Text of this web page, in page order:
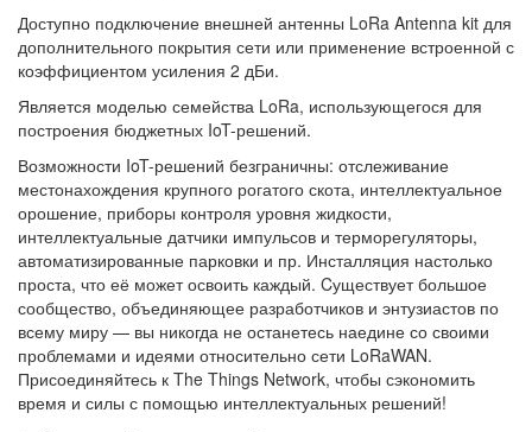
Доступно подключение внешней антенны LoRa Antenna kit для
дополнительного покрытия сети или применение встроенной с
коэффициентом усиления 2 дБи.
Является моделью семейства LoRa, использующегося для
построения бюджетных IoT-решений.
Возможности IoT-решений безграничны: отслеживание
местонахождения крупного рогатого скота, интеллектуальное
орошение, приборы контроля уровня жидкости,
интеллектуальные датчики импульсов и терморегуляторы,
автоматизированные парковки и пр. Инсталляция настолько
проста, что её может освоить каждый. Cуществует большое
сообщество, объединяющее разработчиков и энтузиастов по
всему миру — вы никогда не останетесь наедине со своими
проблемами и идеями относительно сети LoRaWAN.
Присоединяйтесь к The Things Network, чтобы сэкономить
время и силы с помощью интеллектуальных решений!